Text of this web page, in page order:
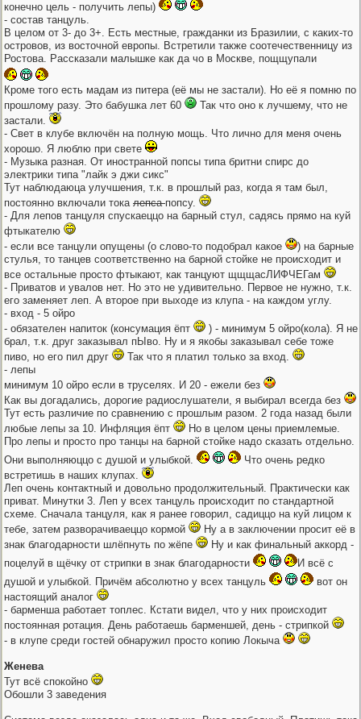
конечно цель - получить лепы)
- состав танцуль.
В целом от 3- до 3+. Есть местные, гражданки из Бразилии, с каких-то
островов, из восточной европы. Встретили также соотечественницу из
Ростова. Рассказали малышке как да чо в Москве, пощщупали
Кроме того есть мадам из питера (её мы не застали). Но её я помню по
прошлому разу. Это бабушка лет 60
Так что оно к лучшему, что не
застали.
- Свет в клубе включён на полную мощь. Что лично для меня очень
хорошо. Я люблю при свете
- Музыка разная. От иностранной попсы типа бритни спирс до
электрики типа "лайк э джи сикс"
Тут наблюдаюца улучшения, т.к. в прошлый раз, когда я там был,
постоянно включали тока лепсапопсу.
- Для лепов танцуля спускаеццо на барный стул, садясь прямо на куй
фтыкателю
- если все танцули опущены (о слово-то подобрал какое
) на барные
стулья, то танцев соответственно на барной стойке не происходит и
все остальные просто фтыкают, как танцуют щщщасЛИФЧЕГам
- Приватов и увалов нет. Но это не удивительно. Первое не нужно, т.к.
его заменяет леп. А второе при выходе из клупа - на каждом углу.
- вход - 5 ойро
- обязателен напиток (консумация ёпт
) - минимум 5 ойро(кола). Я не
брал, т.к. друг заказывал пЫво. Ну и я якобы заказывал себе тоже
пиво, но его пил друг
Так что я платил только за вход.
- лепы
минимум 10 ойро если в труселях. И 20 - ежели без
Как вы догадались, дорогие радиослушатели, я выбирал всегда без
Тут есть различие по сравнению с прошлым разом. 2 года назад были
любые лепы за 10. Инфляция ёпт
Но в целом цены приемлемые.
Про лепы и просто про танцы на барной стойке надо сказать отдельно.
Они выполняюццо с душой и улыбкой.
Что очень редко
встретишь в наших клупах.
Леп очень контактный и довольно продолжительный. Практически как
приват. Минутки 3. Леп у всех танцуль происходит по стандартной
схеме. Сначала танцуля, как я ранее говорил, садиццо на куй лицом к
тебе, затем разворачиваеццо кормой
Ну а в заключении просит её в
знак благодарности шлёпнуть по жёпе
Ну и как финальный аккорд -
поцелуй в щёчку от стрипки в знак благодарности
И всё с
душой и улыбкой. Причём абсолютно у всех танцуль
вот он
настоящий аналог
- барменша работает топлес. Кстати видел, что у них происходит
постоянная ротация. День работаешь барменшей, день - стрипкой
- в клупе среди гостей обнаружил просто копию Локыча
Женева
Тут всё спокойно
Обошли 3 заведения